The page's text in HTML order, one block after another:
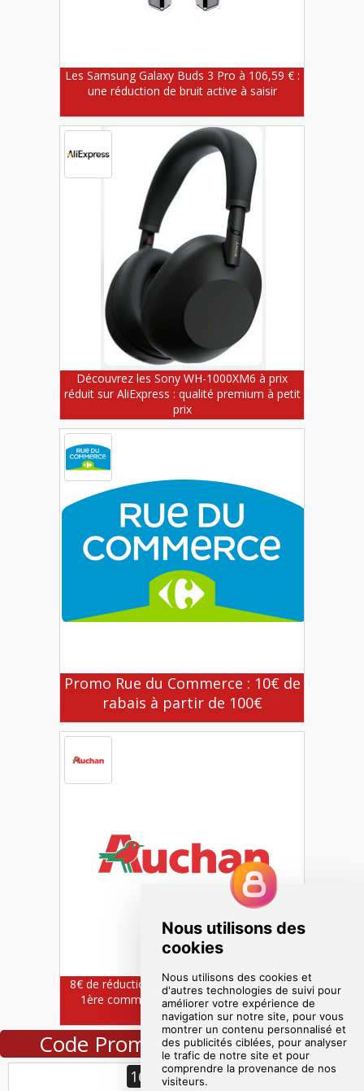
Les Samsung Galaxy Buds 3 Pro à 106,59 € :
une réduction de bruit active à saisir
Découvrez les Sony WH-1000XM6 à prix
réduit sur AliExpress : qualité premium à petit
prix
Promo Rue du Commerce : 10€ de
rabais à partir de 100€
8€ de réduction dès 50€ d'achats sur votre
1ère commande + une glacière offerte
Code Promo Amazon exprirés
16.99€